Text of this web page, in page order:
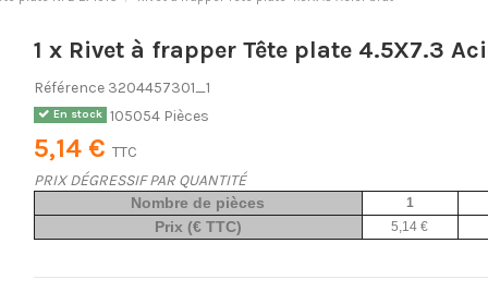
1 x Rivet à frapper Tête plate 4.5X7.3
Référence 3204457301_1
En stock 105054 Pièces
5,14 € TTC
PRIX DÉGRESSIF PAR QUANTITÉ
Nombre de pièces 1
Prix (€ TTC) 5,14 €